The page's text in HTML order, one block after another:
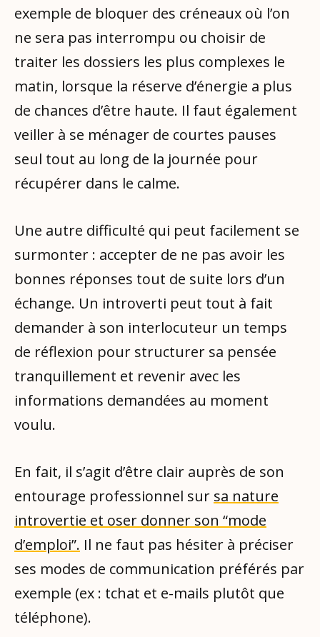
exemple de bloquer des créneaux où l’on
ne sera pas interrompu ou choisir de
traiter les dossiers les plus complexes le
matin, lorsque la réserve d’énergie a plus
de chances d’être haute. Il faut également
veiller à se ménager de courtes pauses
seul tout au long de la journée pour
récupérer dans le calme.
Une autre difficulté qui peut facilement se
surmonter : accepter de ne pas avoir les
bonnes réponses tout de suite lors d’un
échange. Un introverti peut tout à fait
demander à son interlocuteur un temps
de réflexion pour structurer sa pensée
tranquillement et revenir avec les
informations demandées au moment
voulu.
En fait, il s’agit d’être clair auprès de son
entourage professionnel sur sa nature
introvertie et oser donner son “mode
d’emploi”. Il ne faut pas hésiter à préciser
ses modes de communication préférés par
exemple (ex : tchat et e-mails plutôt que
téléphone).